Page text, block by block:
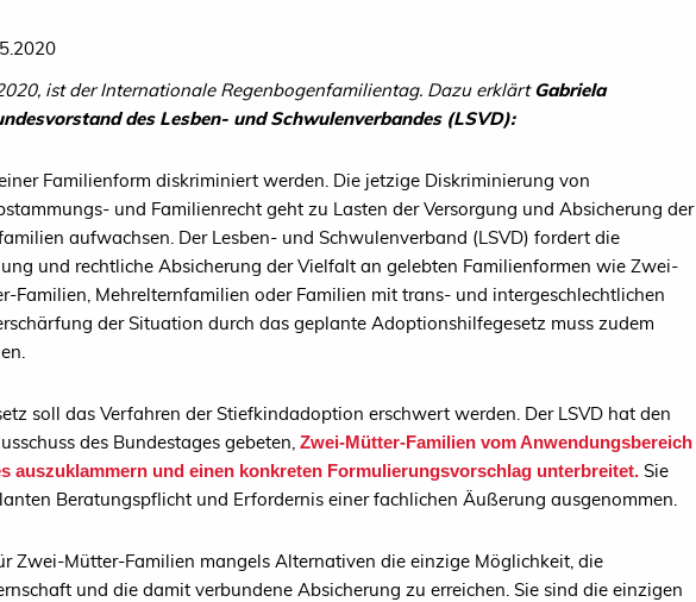
ist der Internationale Regenbogenfamilientag. Dazu erklärtGabriela
des Lesben- und Schwulenverbandes (LSVD):
Familienform diskriminiert werden. Die jetzige Diskriminierung von
und Familienrecht geht zu Lasten der Versorgung und Absicherung der
aufwachsen. Der Lesben- und Schwulenverband (LSVD) fordert die
und rechtliche Absicherung der Vielfalt an gelebten Familienformen wie Zwei-
Familien, Mehrelternfamilien oder Familien mit trans- und intergeschlechtlichen
der Situation durch das geplante Adoptionshilfegesetz muss zudem
soll das Verfahren der Stiefkindadoption erschwert werden. Der LSVD hat den
des Bundestages gebeten, Zwei-Mütter-Familien vom Anwendungsbereich
auszuklammern und einen konkreten Formulierungsvorschlag unterbreitet. Sie
Beratungspflicht und Erfordernis einer fachlichen Äußerung ausgenommen.
Zwei-Mütter-Familien mangels Alternativen die einzige Möglichkeit, die
und die damit verbundene Absicherung zu erreichen. Sie sind die einzigen